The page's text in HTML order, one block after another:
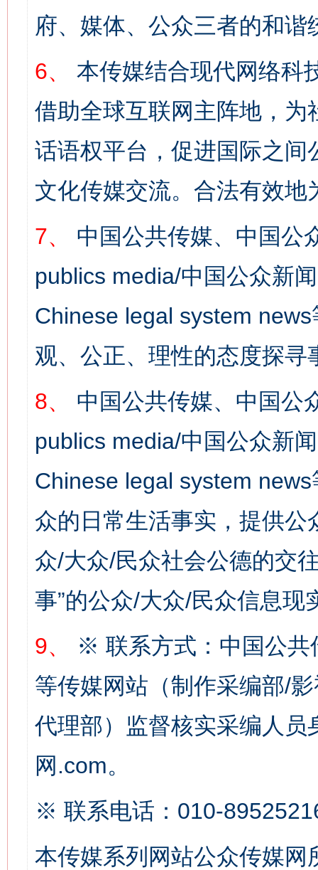
府、媒体、公众三者的和谐
6、
本传媒结合现代网络科
借助全球互联网主阵地，
话语权平台，促进国际之
文化传媒交流。合法有效地
7、
中国公共传媒、中国公
publics media/中国公众新
Chinese legal system
观、公正、理性的态度探寻
8、
中国公共传媒、中国公
publics media/中国公众新
Chinese legal system
众的日常生活事实，提供
众/大众/民众社会公德的交
事”的公众/大众/民众信息现
9、
※ 联系方式：中国公共
等传媒网站（制作采编部/
代理部）监督核实采编人员
网.com。
※ 联系电话：010-
本传媒系列网站公众传媒
网上购药对药下症？